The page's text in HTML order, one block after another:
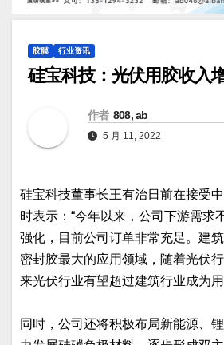
胶膜 行业资讯
硅宝科技：光伏用胶收入
作者 808, ab
5 月 11, 2022
硅宝科技董事长王有治日前在接受
时表示：“今年以来，公司下游需求
强化，目前公司订单非常充足。建
密封胶最大的应用领域，随着光伏
来光伏行业有望超过建筑行业成为用
同时，公司还将积极布局新能源、